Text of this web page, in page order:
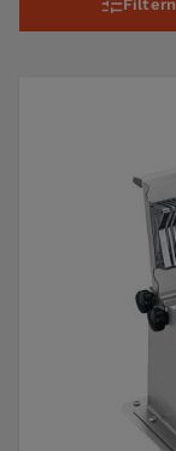
Filtern